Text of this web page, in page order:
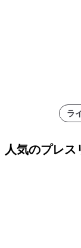
ラ
人気のプレス